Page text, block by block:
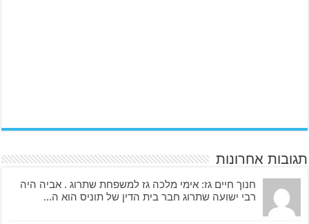
תגובות אחרונות
חנוך חיים גז: אימי מלכה גז למשפחת שתרוג . אביה היה
רבי ישועה שתרוג חבר בית הדין של תוניס הוא ה...